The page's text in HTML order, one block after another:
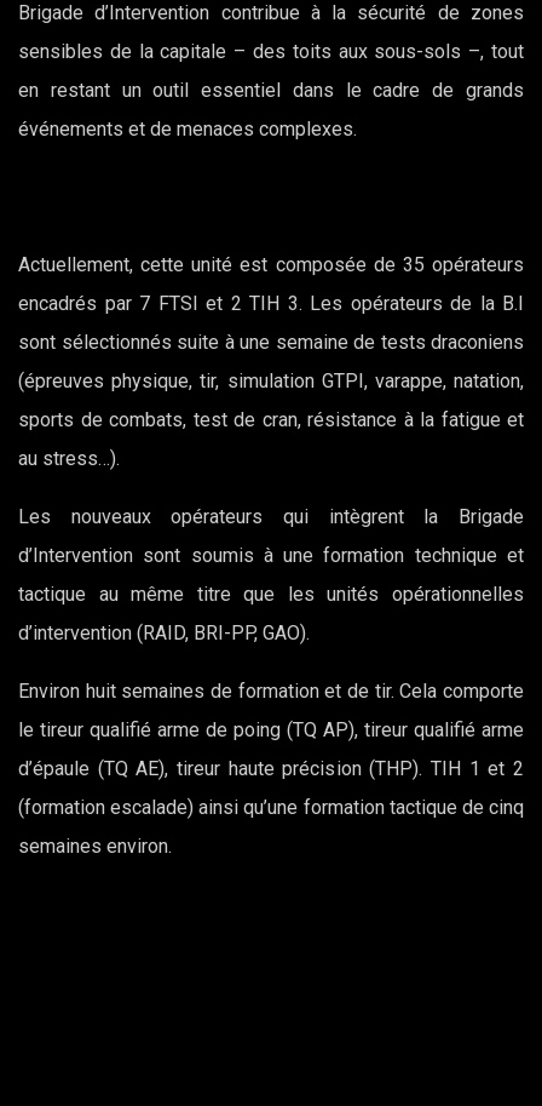
Brigade d’Intervention contribue à la sécurité de zones
sensibles de la capitale – des toits aux sous-sols –, tout
en restant un outil essentiel dans le cadre de grands
événements et de menaces complexes.
Actuellement, cette unité est composée de 35 opérateurs
encadrés par 7 FTSI et 2 TIH 3. Les opérateurs de la B.I
sont sélectionnés suite à une semaine de tests draconiens
(épreuves physique, tir, simulation GTPI, varappe, natation,
sports de combats, test de cran, résistance à la fatigue et
au stress…).
Les nouveaux opérateurs qui intègrent la Brigade
d’Intervention sont soumis à une formation technique et
tactique au même titre que les unités opérationnelles
d’intervention (RAID, BRI-PP, GAO).
Environ huit semaines de formation et de tir. Cela comporte
le tireur qualifié arme de poing (TQ AP), tireur qualifié arme
d’épaule (TQ AE), tireur haute précision (THP). TIH 1 et 2
(formation escalade) ainsi qu’une formation tactique de cinq
semaines environ.